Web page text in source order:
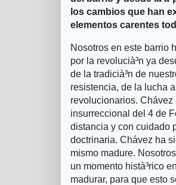
los cambios que han
elementos carentes
Nosotros en este barrio
por la revolucià³n ya
de la tradicià³n de
resistencia, de la lucha
revolucionarios.
insurreccional del 4 de
distancia y con cuidado
doctrinaria. Chávez ha
mismo madure.
un momento histà³rico
madurar, para que esto